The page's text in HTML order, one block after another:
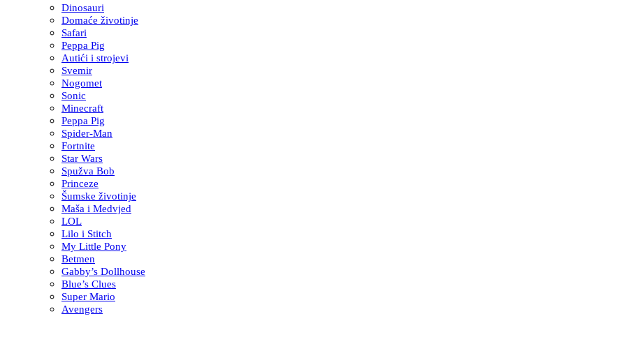
Dinosauri
Domaće životinje
Safari
Peppa Pig
Autići i strojevi
Svemir
Nogomet
Sonic
Minecraft
Peppa Pig
Spider-Man
Fortnite
Star Wars
Spužva Bob
Princeze
Šumske životinje
Maša i Medvjed
LOL
Lilo i Stitch
My Little Pony
Betmen
Gabby’s Dollhouse
Blue’s Clues
Super Mario
Avengers